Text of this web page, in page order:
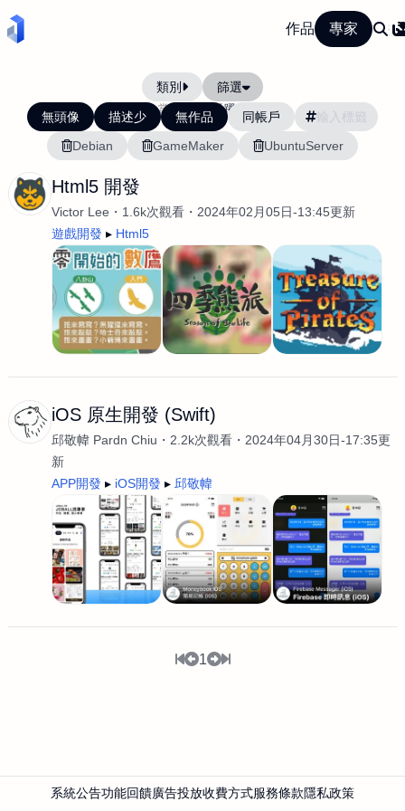
作品 專家
類別 篩選
當前排序: 活躍度
無頭像 描述少 無作品
同帳戶
Debian
GameMaker UbuntuServer
Html5 開發
Victor Lee 1.6k次觀看
2024年02月05日-13:45更新
遊戲開發
Html5
iOS 原生開發 (Swift)
邱敬幃 Pardn Chiu 2.2k次觀看
2024年04月30日-17:35更
新
APP開發
iOS開發 邱敬幃
1
系統公告功能回饋廣告投放收費方式服務條款隱私政策